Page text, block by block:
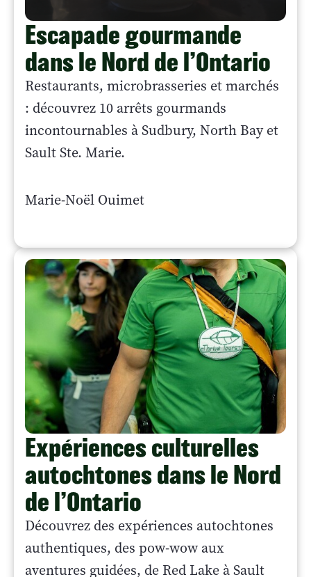
Escapade gourmande
dans le Nord de l’Ontario
Restaurants, microbrasseries et marchés
: découvrez 10 arrêts gourmands
incontournables à Sudbury, North Bay et
Sault Ste. Marie.
Marie-Noël Ouimet
Expériences culturelles
autochtones dans le Nord
de l’Ontario
Découvrez des expériences autochtones
authentiques, des pow-wow aux
aventures guidées, de Red Lake à Sault